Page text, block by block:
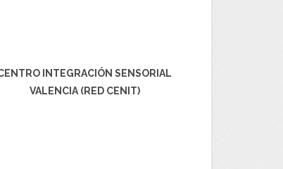
INTEGRACIÓN SENSORIAL
VALENCIA (RED CENIT)